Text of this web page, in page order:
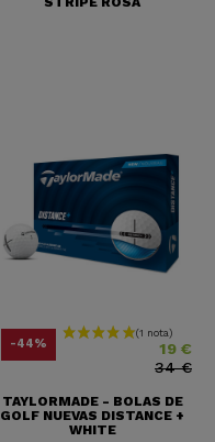
-44% Precio 19 €
Precio base
34 €
TAYLORMADE - BOLAS DE
GOLF NUEVAS DISTANCE +
WHITE